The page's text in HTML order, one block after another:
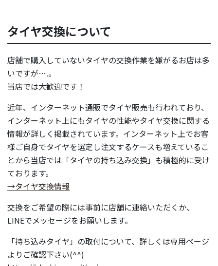
タイヤ交換について
店舗で購入していないタイヤの交換作業を嫌がるお店は多
いですが….。
当店では大歓迎です！
近年、インターネット通販でタイヤ販売も行われており、
インターネット上にもタイヤの性能やタイヤ交換に関する
情報が詳しく掲載されています。インターネット上でお客
様ご自身でタイヤを選定し注文するケースも増えているこ
とから当店では「タイヤの持ち込み交換」も積極的に受け
ております。
→タイヤ交換情報
交換をご希望の際には事前に店舗に連絡いただくか、
LINEでメッセージをお願いします。
「持ち込みタイヤ」の取付について、詳しくは専用ページ
よりご確認下さい(^^)